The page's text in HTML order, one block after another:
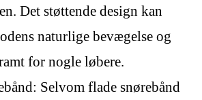
Det støttende design kan
naturlige bevægelse og
for nogle løbere.
Selvom flade snørebånd